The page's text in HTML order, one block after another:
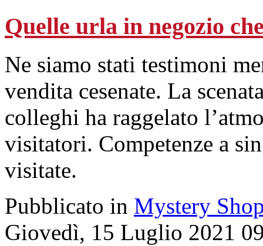
Quelle urla in negozio
Ne siamo stati testimoni
vendita cesenate. La
colleghi ha raggelato
visitatori. Competenze a
visitate.
Pubblicato in Mystery
Giovedì, 15 Luglio 2021